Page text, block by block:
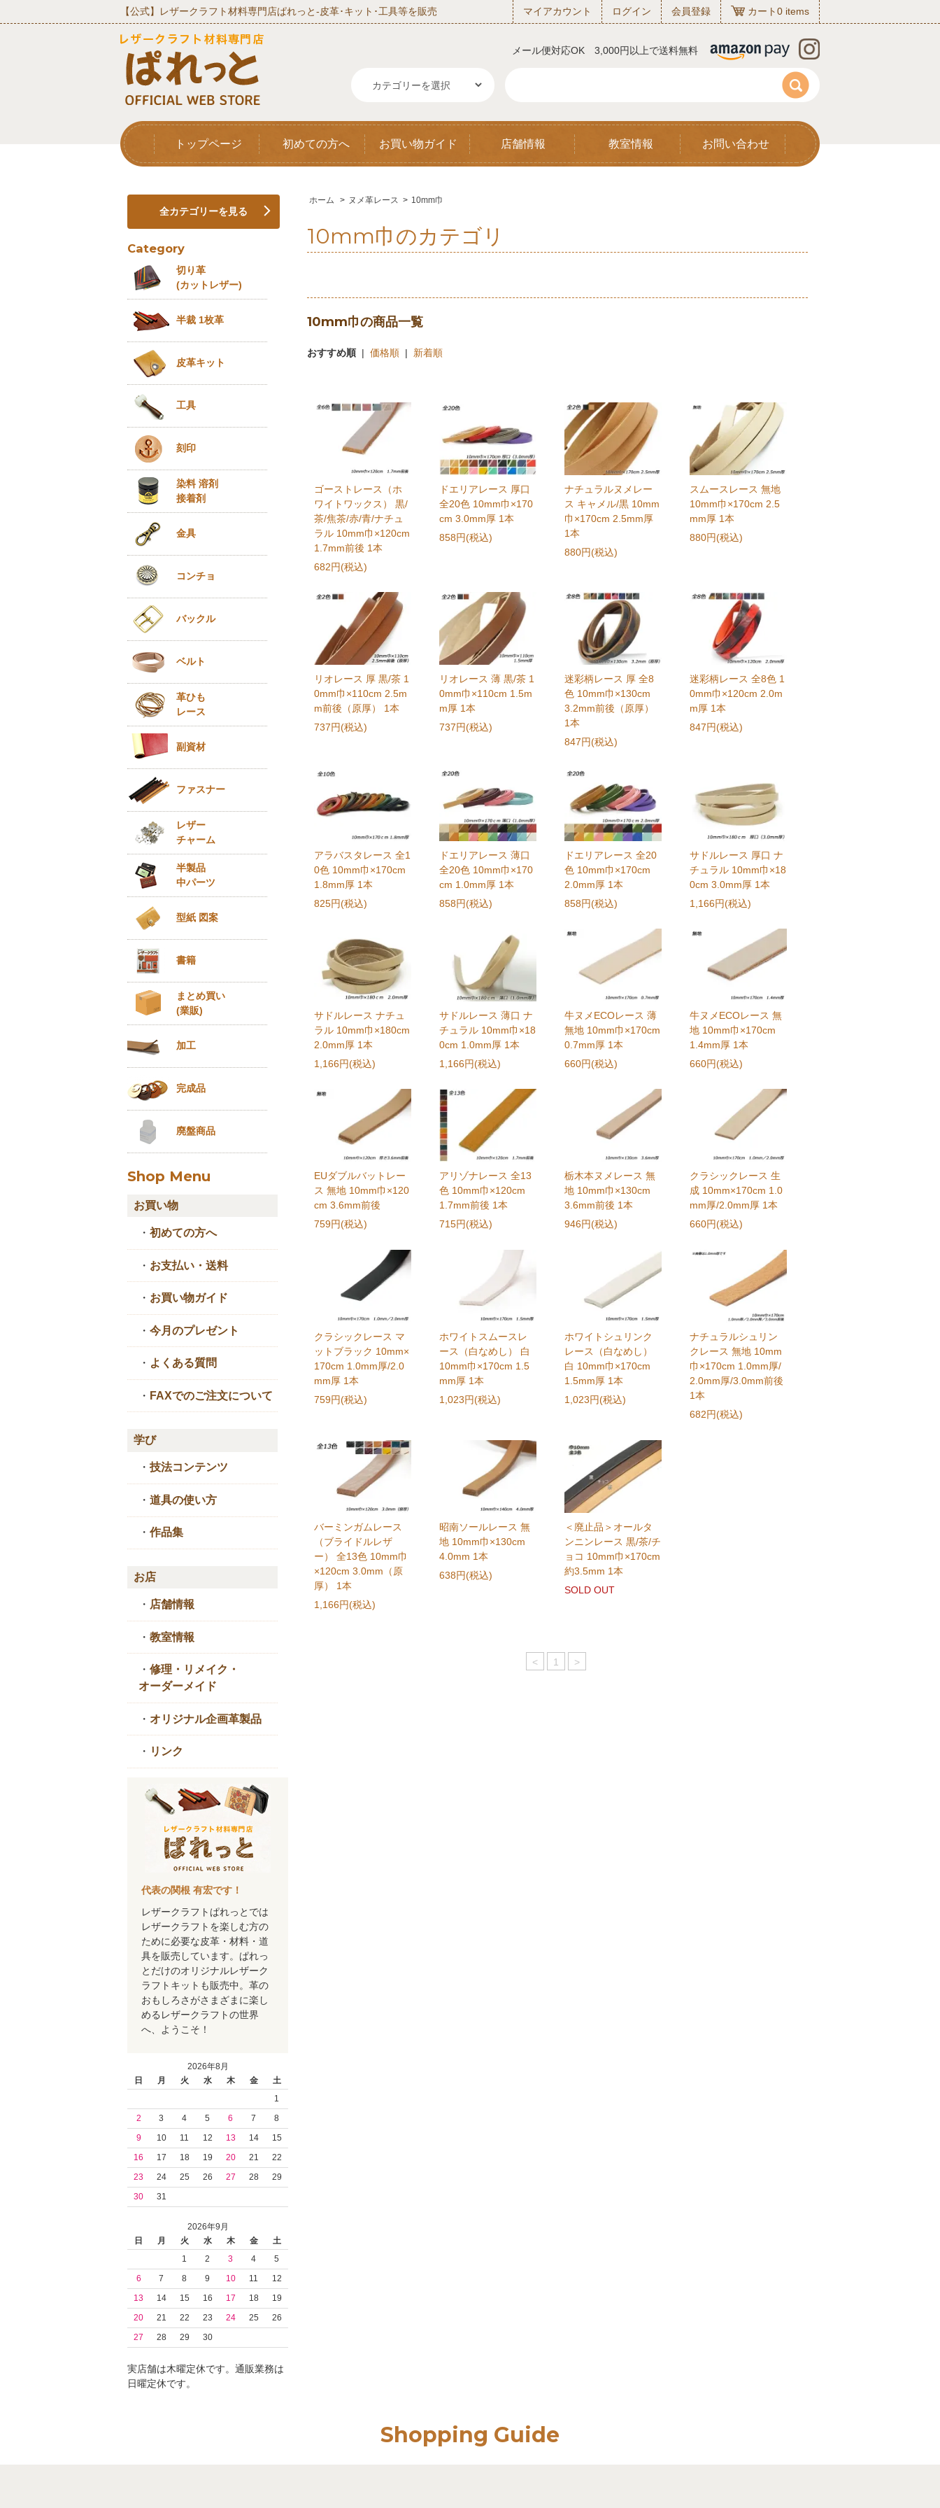
【公式】レザークラフト材料専門店ぱれっと‐皮革･キット･工具等を販売 マイアカウント ログイン 会員登録 カート0 items
メール便対応OK 3,000円以上で送料無料
トップページ 初めての方へ お買い物ガイド 店舗情報 教室情報 お問い合わせ
ホーム > ヌメ革レース > 10mm巾
10mm巾のカテゴリ
10mm巾の商品一覧
おすすめ順 |価格順 | 新着順
ゴーストレース（ホ
ワイトワックス） 黒/
茶/焦茶/赤/青/ナチュ
ラル 10mm巾×120cm
1.7mm前後 1本
682円(税込)
ドエリアレース 厚口
全20色 10mm巾×170
cm 3.0mm厚 1本
858円(税込)
ナチュラルヌメレー
ス キャメル/黒 10mm
巾×170cm 2.5mm厚
1本
880円(税込)
スムースレース 無地
10mm巾×170cm 2.5
mm厚 1本
880円(税込)
リオレース 厚 黒/茶 1
0mm巾×110cm 2.5m
m前後（原厚） 1本
737円(税込)
リオレース 薄 黒/茶 1
0mm巾×110cm 1.5m
m厚 1本
737円(税込)
迷彩柄レース 厚 全8
色 10mm巾×130cm
3.2mm前後（原厚）
1本
847円(税込)
迷彩柄レース 全8色 1
0mm巾×120cm 2.0m
m厚 1本
847円(税込)
アラバスタレース 全1
0色 10mm巾×170cm
1.8mm厚 1本
825円(税込)
ドエリアレース 薄口
全20色 10mm巾×170
cm 1.0mm厚 1本
858円(税込)
ドエリアレース 全20
色 10mm巾×170cm
2.0mm厚 1本
858円(税込)
サドルレース 厚口 ナ
チュラル 10mm巾×18
0cm 3.0mm厚 1本
1,166円(税込)
サドルレース ナチュ
ラル 10mm巾×180cm
2.0mm厚 1本
1,166円(税込)
サドルレース 薄口 ナ
チュラル 10mm巾×18
0cm 1.0mm厚 1本
1,166円(税込)
牛ヌメECOレース 薄
無地 10mm巾×170cm
0.7mm厚 1本
660円(税込)
牛ヌメECOレース 無
地 10mm巾×170cm
1.4mm厚 1本
660円(税込)
EUダブルバットレー
ス 無地 10mm巾×120
cm 3.6mm前後
759円(税込)
アリゾナレース 全13
色 10mm巾×120cm
1.7mm前後 1本
715円(税込)
栃木本ヌメレース 無
地 10mm巾×130cm
3.6mm前後 1本
946円(税込)
クラシックレース 生
成 10mm×170cm 1.0
mm厚/2.0mm厚 1本
660円(税込)
クラシックレース マ
ットブラック 10mm×
170cm 1.0mm厚/2.0
mm厚 1本
759円(税込)
ホワイトスムースレ
ース（白なめし） 白
10mm巾×170cm 1.5
mm厚 1本
1,023円(税込)
ホワイトシュリンク
レース（白なめし）
白 10mm巾×170cm
1.5mm厚 1本
1,023円(税込)
ナチュラルシュリン
クレース 無地 10mm
巾×170cm 1.0mm厚/
2.0mm厚/3.0mm前後
1本
682円(税込)
バーミンガムレース
（ブライドルレザ
ー） 全13色 10mm巾
×120cm 3.0mm（原
厚） 1本
1,166円(税込)
昭南ソールレース 無
地 10mm巾×130cm
4.0mm 1本
638円(税込)
＜廃止品＞オールタ
ンニンレース 黒/茶/チ
ョコ 10mm巾×170cm
約3.5mm 1本
SOLD OUT
< 1 >
全カテゴリーを見る
Category
切り革
(カットレザー)
半裁 1枚革
皮革キット
工具
刻印
染料 溶剤
接着剤
金具
コンチョ
バックル
ベルト
革ひも
レース
副資材
ファスナー
レザー
チャーム
半製品
中パーツ
型紙 図案
書籍
まとめ買い
(業販)
加工
完成品
廃盤商品
Shop Menu
お買い物
・ 初めての方へ
・ お支払い・送料
・ お買い物ガイド
・ 今月のプレゼント
・ よくある質問
・ FAXでのご注文について
学び
・ 技法コンテンツ
・ 道具の使い方
・ 作品集
お店
・ 店舗情報
・ 教室情報
・ 修理・リメイク・
オーダーメイド
・ オリジナル企画革製品
・ リンク
代表の関根 有宏です！
レザークラフトぱれっとでは
レザークラフトを楽しむ方の
ために必要な皮革・材料・道
具を販売しています。ぱれっ
とだけのオリジナルレザーク
ラフトキットも販売中。革の
おもしろさがさまざまに楽し
めるレザークラフトの世界
へ、ようこそ！
2026年8月
日
月 火 水 木 金
土
1
2
3 4 5 6 7
8
9
10 11 12 13 14
15
16
17 18 19 20 21
22
23
24 25 26 27 28
29
30
31
2026年9月
日
月 火 水 木 金
土
1
2 3 4
5
6
7 8 9 10 11
12
13
14 15 16 17 18
19
20
21 22 23 24 25
26
27
28 29 30
実店舗は木曜定休です。通販業務は
日曜定休です。
Shopping Guide